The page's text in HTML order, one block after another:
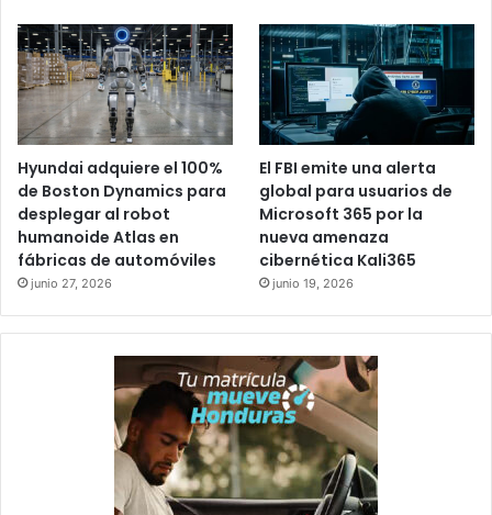
Hyundai adquiere el 100%
de Boston Dynamics para
desplegar al robot
humanoide Atlas en
fábricas de automóviles
junio 27, 2026
El FBI emite una alerta
global para usuarios de
Microsoft 365 por la
nueva amenaza
cibernética Kali365
junio 19, 2026